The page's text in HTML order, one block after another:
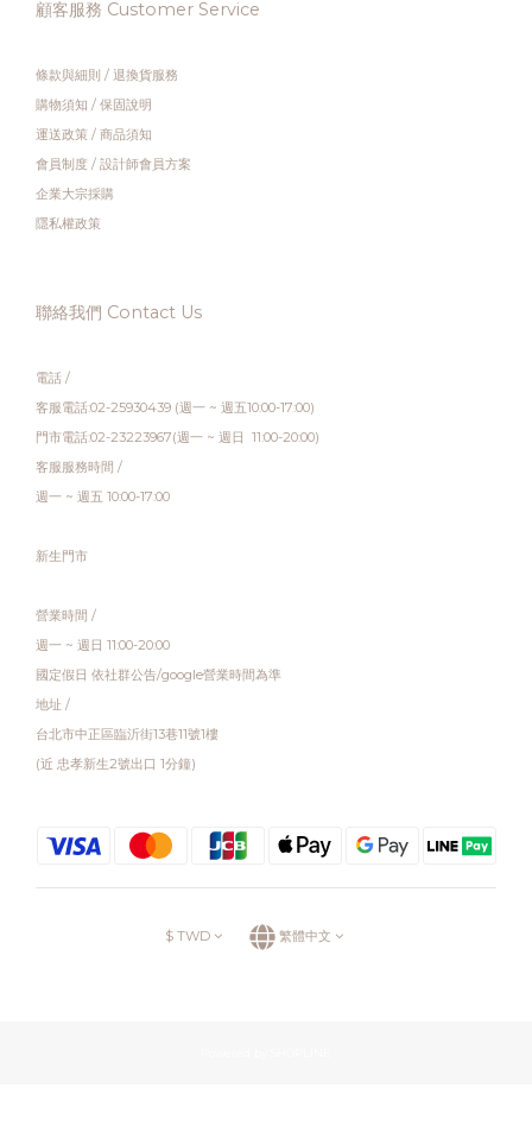
顧客服務 Customer Service
條款與細則 / 退換貨服務
購物須知 / 保固說明
運送政策 / 商品須知
會員制度 / 設計師會員方案
企業大宗採購
隱私權政策
聯絡我們 Contact Us
電話 /
客服電話:02-25930439 (週一 ~ 週五10:00-17:00)
門市電話:02-23223967(週一 ~ 週日 11:00-20:00)
客服服務時間 /
週一 ~ 週五 10:00-17:00
新生門市
營業時間 /
週一 ~ 週日 11:00-20:00
國定假日 依社群公告/google營業時間為準
地址 /
台北市中正區臨沂街13巷11號1樓
(近 忠孝新生2號出口 1分鐘)
$ TWD 繁體中文